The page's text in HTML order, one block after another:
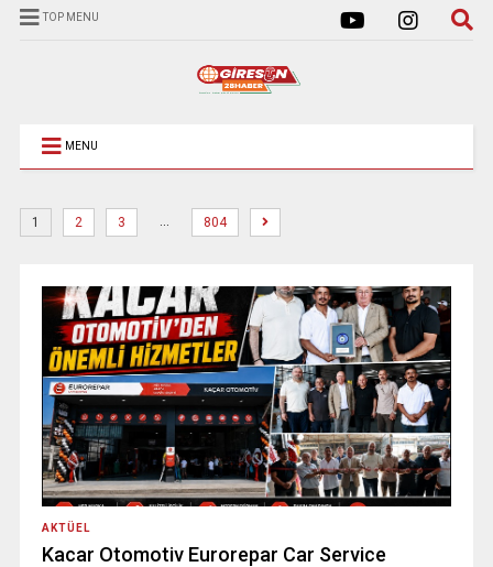
TOP MENU
MENU
1 2 3 … 804
AKTÜEL
Kacar Otomotiv Eurorepar Car Service